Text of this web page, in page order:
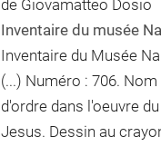
de Giovamatteo Dosio
Inventaire du musée
Inventaire du Musée
(...) Numéro : 706.
d'ordre dans l'oeuvre
Jesus. Dessin au